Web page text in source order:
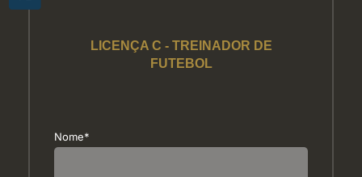
LICENÇA C - TREINADOR DE
FUTEBOL
Nome*